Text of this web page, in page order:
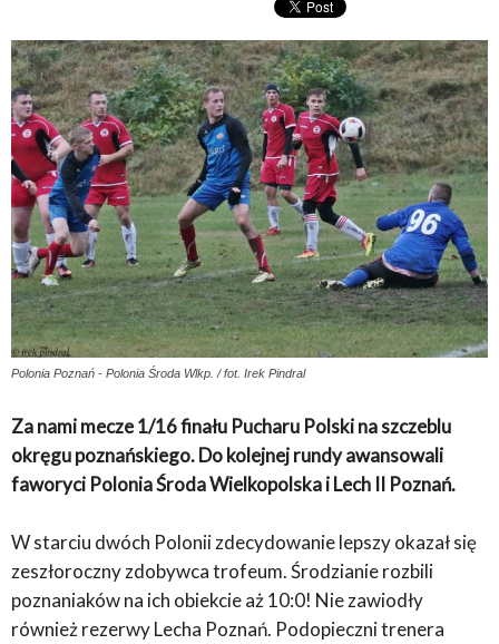
Polonia Poznań - Polonia Środa Wlkp. / fot. Irek Pindral
Za nami mecze 1/16 finału Pucharu Polski na szczeblu
okręgu poznańskiego. Do kolejnej rundy awansowali
faworyci Polonia Środa Wielkopolska i Lech II Poznań.
W starciu dwóch Polonii zdecydowanie lepszy okazał się
zeszłoroczny zdobywca trofeum. Środzianie rozbili
poznaniaków na ich obiekcie aż 10:0! Nie zawiodły
również rezerwy Lecha Poznań. Podopieczni trenera